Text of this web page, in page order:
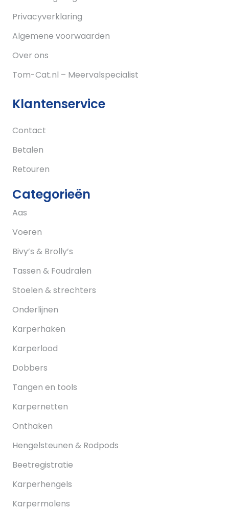
Privacyverklaring
Algemene voorwaarden
Over ons
Tom-Cat.nl – Meervalspecialist
Klantenservice
Contact
Betalen
Retouren
Categorieën
Aas
Voeren
Bivy’s & Brolly’s
Tassen & Foudralen
Stoelen & strechters
Onderlijnen
Karperhaken
Karperlood
Dobbers
Tangen en tools
Karpernetten
Onthaken
Hengelsteunen & Rodpods
Beetregistratie
Karperhengels
Karpermolens